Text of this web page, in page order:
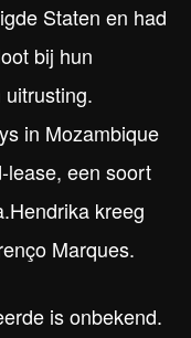
Staten en had
bij hun
in Mozambique
lease, een soort
kreeg
Marques.
is onbekend.